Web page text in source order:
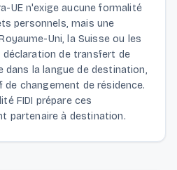
UE n'exige aucune formalité
personnels, mais une
Uni, la Suisse ou les
de transfert de
dans la langue de destination,
changement de résidence.
FIDI prépare ces
partenaire à destination.